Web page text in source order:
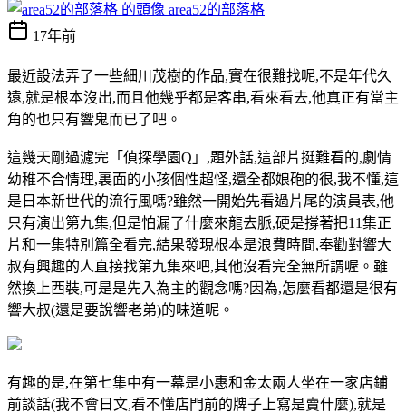
area52的部落格
17年前
最近設法弄了一些細川茂樹的作品,實在很難找呢,不是年代久
遠,就是根本沒出,而且他幾乎都是客串,看來看去,他真正有當主
角的也只有響鬼而已了吧。
這幾天剛過濾完「偵探學園Q」,題外話,這部片挺難看的,劇情
幼稚不合情理,裏面的小孩個性超怪,還全都娘砲的很,我不懂,這
是日本新世代的流行風嗎?雖然一開始先看過片尾的演員表,他
只有演出第九集,但是怕漏了什麼來龍去脈,硬是撐著把11集正
片和一集特別篇全看完,結果發現根本是浪費時間,奉勸對響大
叔有興趣的人直接找第九集來吧,其他沒看完全無所謂喔。雖
然換上西裝,可是是先入為主的觀念嗎?因為,怎麼看都還是很有
響大叔(還是要說響老弟)的味道呢。
有趣的是,在第七集中有一幕是小惠和金太兩人坐在一家店鋪
前談話(我不會日文,看不懂店門前的牌子上寫是賣什麼),就是